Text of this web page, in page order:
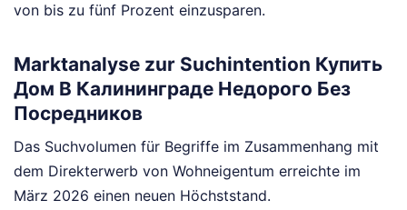
von bis zu fünf Prozent einzusparen.
Marktanalyse zur Suchintention Купить
Дом В Калининграде Недорого Без
Посредников
Das Suchvolumen für Begriffe im Zusammenhang mit
dem Direkterwerb von Wohneigentum erreichte im
März 2026 einen neuen Höchststand.